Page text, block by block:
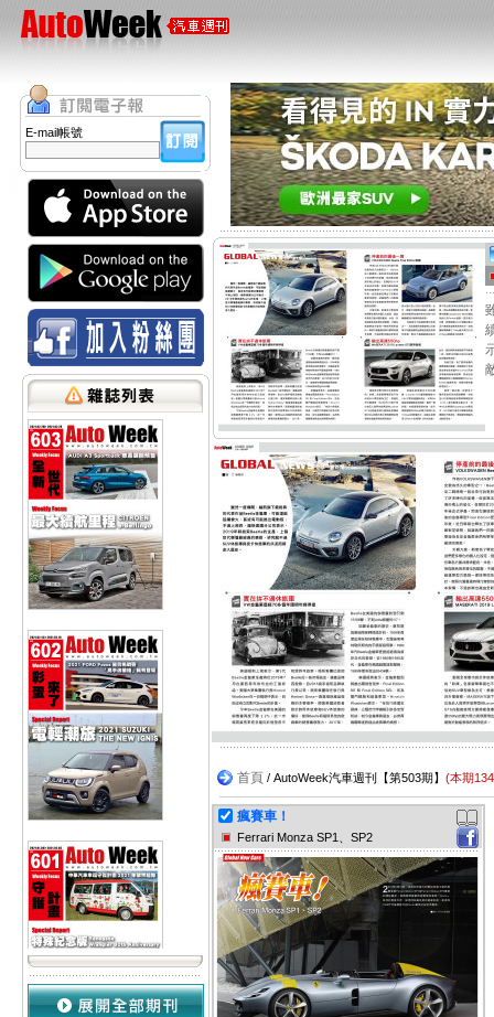
E-mail帳號
首頁 / AutoWeek汽車週刊【第503期】 (本期
瘋賽車！
Ferrari Monza SP1、SP2